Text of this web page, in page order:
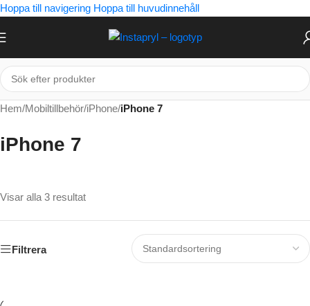
Hoppa till navigering Hoppa till huvudinnehåll
Hem/Mobiltillbehör/iPhone/iPhone 7
iPhone 7
Visar alla 3 resultat
Filtrera